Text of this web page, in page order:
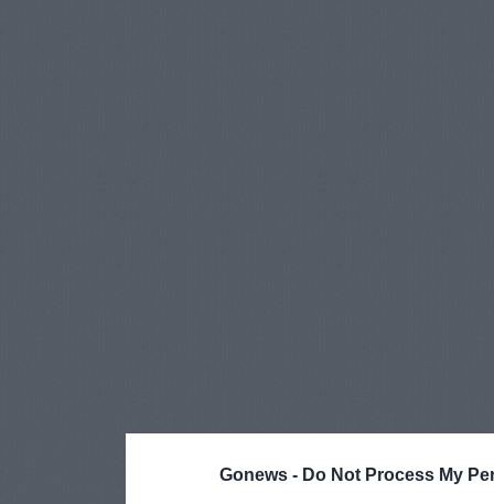
Gonews - Do Not Process My